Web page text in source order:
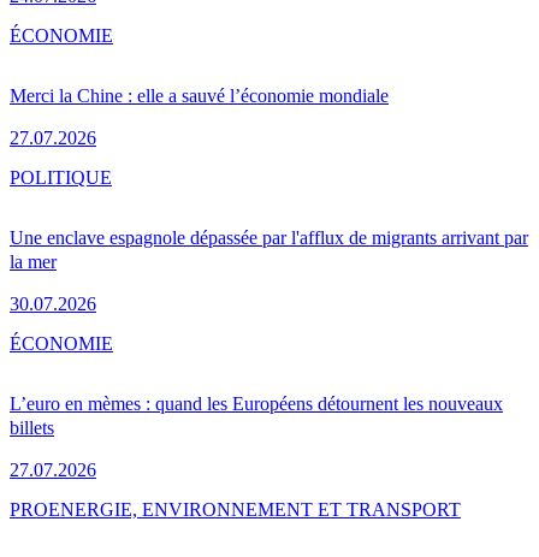
Merci la Chine : elle a sauvé l’économie mondiale
27.07.2026
ÉCONOMIE
Une enclave espagnole dépassée par l'afflux de migrants arrivant par
la mer
30.07.2026
POLITIQUE
L’euro en mèmes : quand les Européens détournent les nouveaux
billets
27.07.2026
ÉCONOMIE
PROENERGIE, ENVIRONNEMENT ET TRANSPORT